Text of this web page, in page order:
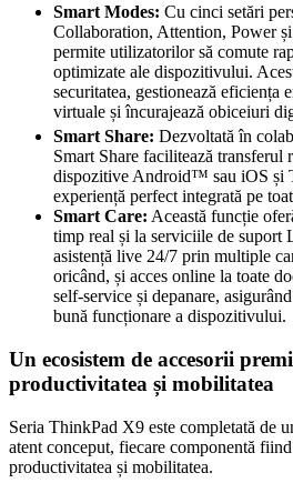
Smart Modes: Cu cinci setări
Collaboration, Attention, Power
permite utilizatorilor să comute
optimizate ale dispozitivului.
securitatea, gestionează eficiența
virtuale și încurajează obiceiuri
Smart Share: Dezvoltată în
Smart Share facilitează
dispozitive Android™ sau iOS și
experiență perfect integrată pe
Smart Care: Această funcție
timp real și la serviciile de suport
asistență live 24/7 prin multiple
oricând, și acces online la toate
self-service și depanare,
bună funcționare a dispozitivului.
Un ecosistem de accesorii
productivitatea și mobilitatea
Seria ThinkPad X9 este completată de
atent conceput, fiecare componentă
productivitatea și mobilitatea.